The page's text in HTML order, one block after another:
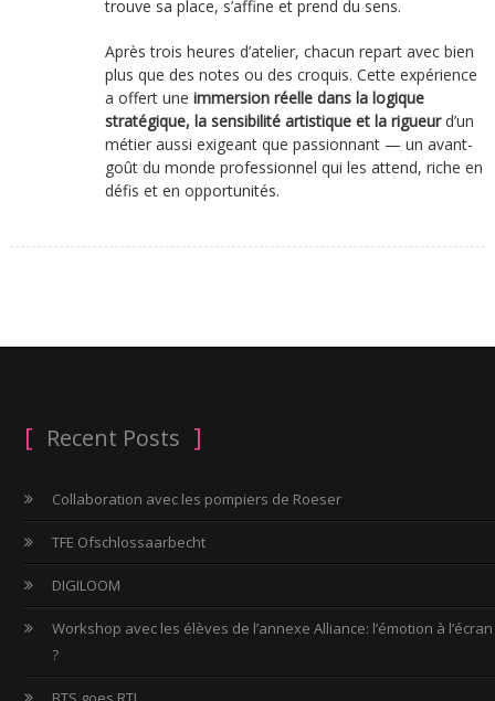
trouve sa place, s’affine et prend du sens.
Après trois heures d’atelier, chacun repart avec bien
plus que des notes ou des croquis. Cette expérience
a offert une immersion réelle dans la logique
stratégique, la sensibilité artistique et la rigueurd’un
métier aussi exigeant que passionnant — un avant-
goût du monde professionnel qui les attend, riche en
défis et en opportunités.
Recent Posts
Collaboration avec les pompiers de Roeser
TFE Ofschlossaarbecht
DIGILOOM
Workshop avec les élèves de l’annexe Alliance: l’émotion à l’écran
?